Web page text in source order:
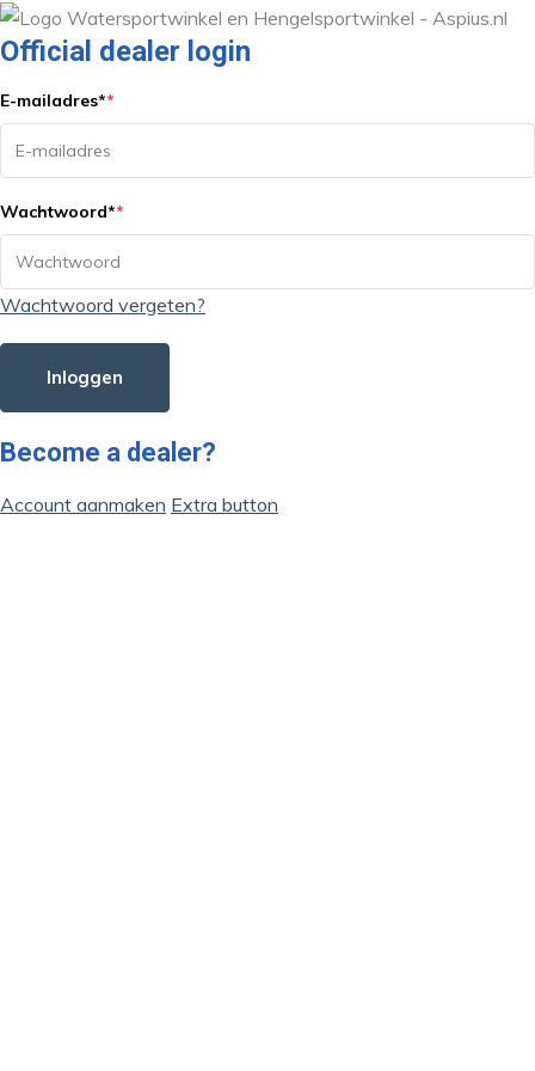
Official dealer login
E-mailadres**
Wachtwoord**
Wachtwoord vergeten?
Inloggen
Become a dealer?
Account aanmaken Extra button